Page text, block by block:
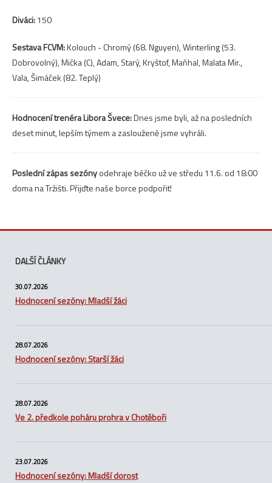
Diváci:150
Sestava FCVM:Kolouch - Chromý (68. Nguyen), Winterling (53.
Dobrovolný), Mička (C), Adam, Starý, Kryštof, Maňhal, Malata Mir.,
Vala, Šimáček (82. Teplý)
Hodnocení trenéra Libora Švece:Dnes jsme byli, až na posledních
deset minut, lepším týmem a zaslouženě jsme vyhráli.
Poslední zápas sezónyodehraje béčko už ve středu 11.6. od 18:00
doma na Tržišti. Přijďte naše borce podpořit!
DALŠÍ ČLÁNKY
30.07.2026
Hodnocení sezóny: Mladší žáci
28.07.2026
Hodnocení sezóny: Starší žáci
28.07.2026
Ve 2. předkole poháru prohra v Chotěboři
23.07.2026
Hodnocení sezóny: Mladší dorost